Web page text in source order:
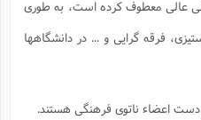
عالی معطوف کرده است، به طوری
فرقه گرایی و ... در دانشگاهها
اعضاء ناتوی فرهنگی هستند.